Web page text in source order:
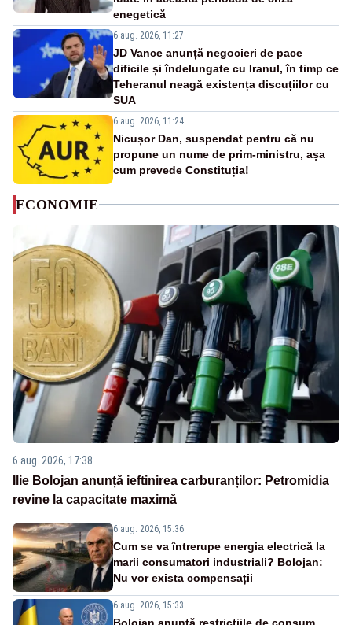
enegetică
6 aug. 2026, 11:27
JD Vance anunță negocieri de pace
dificile și îndelungate cu Iranul, în timp ce
Teheranul neagă existența discuțiilor cu
SUA
6 aug. 2026, 11:24
Nicușor Dan, suspendat pentru că nu
propune un nume de prim-ministru, așa
cum prevede Constituția!
ECONOMIE
6 aug. 2026, 17:38
Ilie Bolojan anunță ieftinirea carburanților: Petromidia
revine la capacitate maximă
6 aug. 2026, 15:36
Cum se va întrerupe energia electrică la
marii consumatori industriali? Bolojan:
Nu vor exista compensații
6 aug. 2026, 15:33